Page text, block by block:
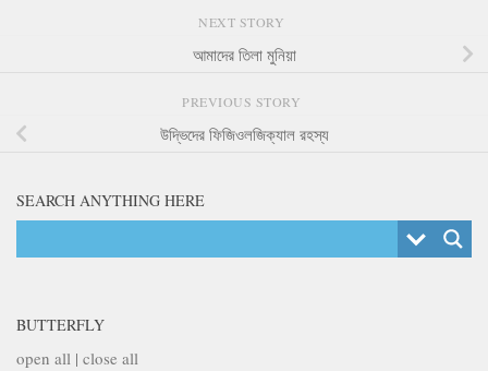
NEXT STORY
আমাদের তিলা মুনিয়া
PREVIOUS STORY
উদ্ভিদের ফিজিওলজিক্যাল রহস্য
SEARCH ANYTHING HERE
BUTTERFLY
open all | close all